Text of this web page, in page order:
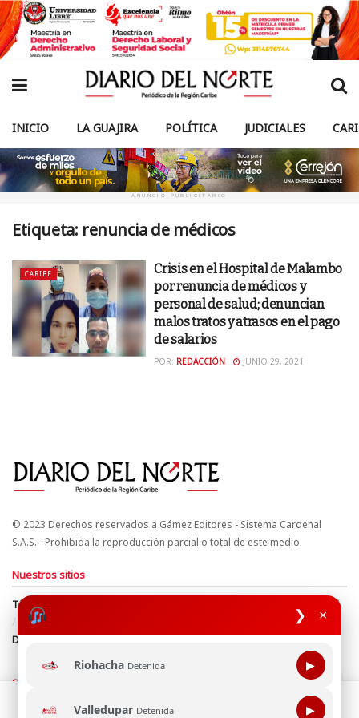
❯ ×
Riohacha Detenida ▶
Valledupar Detenida ▶
INICIO LA GUAJIRA POLÍTICA JUDICIALES
ANUNCIO PUBLICITARIO
Etiqueta: renuncia de médicos
CARIBE
Crisis en el Hospital de Malambo
por renuncia de médicos y
personal de salud; denuncian
malos tratos y atrasos en el pago
de salarios
POR: REDACCIÓN JUNIO 29, 2021
© 2023 Derechos reservados a Gámez Editores - Sistema Cardenal
S.A.S. - Prohibida la reproducción parcial o total de este medio.
Nuestros sitios
Términos y Condiciones
Derechos de Autor y Propiedad Intelectual
Política de uso de cookies
Política de Tratamiento de Datos
Directrices Editoriales
Síguenos
Esta página web usa cookie para mejorar tu experiencia de